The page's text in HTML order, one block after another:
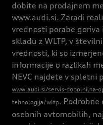
dobite na prodajnem
www.audi.si. Zaradi
vrednosti porabe goriva
skladu z WLTP, v
vrednosti, ki so
informacije o razlikah
NEVC najdete v spletni
www.audi.si/servis-dopolnilna-
tehnologija/wltp. Podrobne
osebnih avtomobilih,